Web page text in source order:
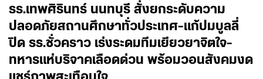
รร.เทพศิรินทร์ นนทบุรี สั่งยกระดับความ
ปลอดภัยสถานศึกษาทั่วประเทศ-แก้ปมบูลลี่
ปิด รร.ชั่วคราว เร่งระดมทีมเยียวยาจิตใจ-
ทหารแห่บริจาคเลือดด่วน พร้อมวอนสังคมงด